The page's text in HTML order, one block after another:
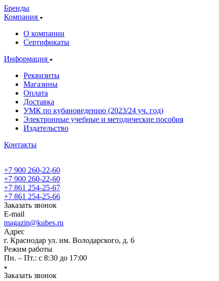
Бренды
Компания
О компании
Сертификаты
Информация
Реквизиты
Магазины
Oплата
Доставка
УМК по кубановедению (2023/24 уч. год)
Электронные учебные и методические пособия
Издательство
Контакты
+7 900 260-22-60
+7 900 260-22-60
+7 861 254-25-67
+7 861 254-25-66
Заказать звонок
E-mail
magazin@kubes.ru
Адрес
г. Краснодар ул. им. Володарского, д. 6
Режим работы
Пн. – Пт.: с 8:30 до 17:00
Заказать звонок